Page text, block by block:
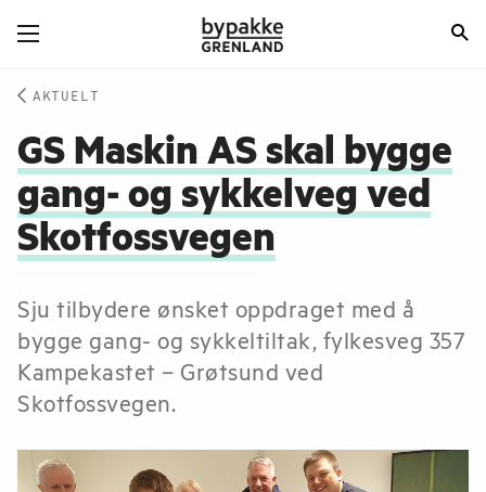
AKTUELT
GS Maskin AS skal bygge
gang- og sykkelveg ved
Skotfossvegen
Sju tilbydere ønsket oppdraget med å
bygge gang- og sykkeltiltak, fylkesveg 357
Kampekastet – Grøtsund ved
Skotfossvegen.